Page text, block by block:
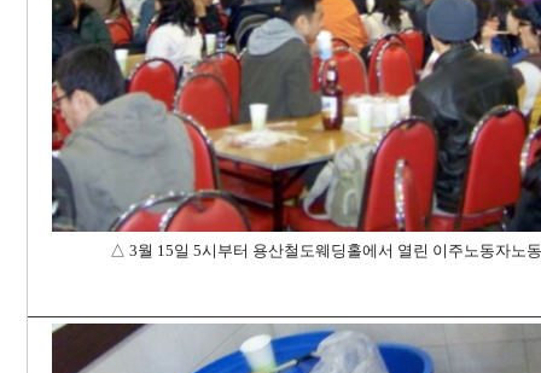
△3월 15일 5시부터 용산철도웨딩홀에서 열린 이주노동자노